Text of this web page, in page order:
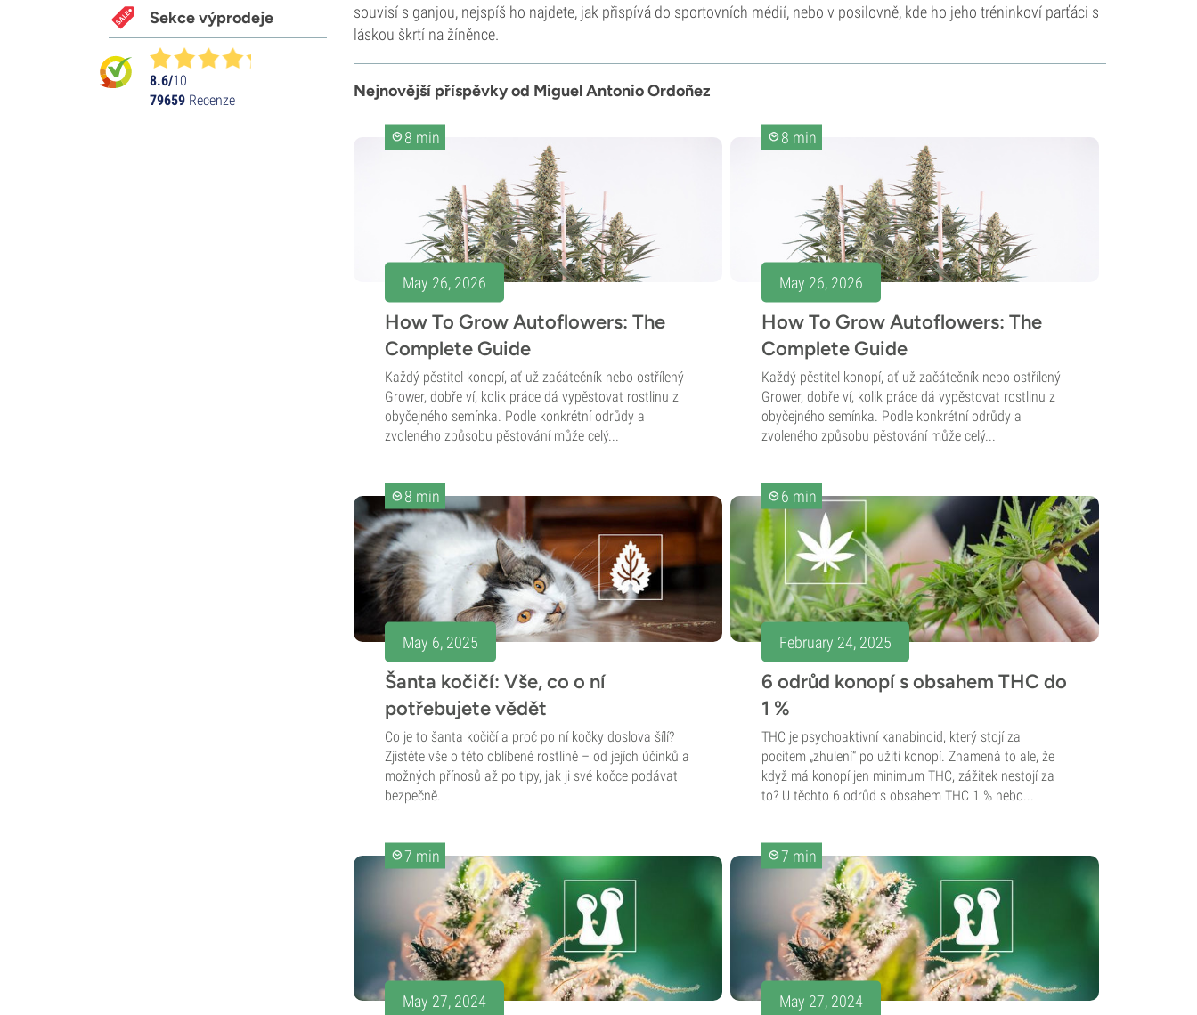
souvisí s ganjou, nejspíš ho najdete, jak přispívá do sportovních médií, nebo v posilovně, kde ho jeho tréninkoví parťáci s
láskou škrtí na žíněnce.
Nejnovější příspěvky od Miguel Antonio Ordoñez
8 min
May 26, 2026
How To Grow Autoflowers: The
Complete Guide
Každý pěstitel konopí, ať už začátečník nebo ostřílený
Grower, dobře ví, kolik práce dá vypěstovat rostlinu z
obyčejného semínka. Podle konkrétní odrůdy a
zvoleného způsobu pěstování může celý...
8 min
May 26, 2026
How To Grow Autoflowers: The
Complete Guide
Každý pěstitel konopí, ať už začátečník nebo ostřílený
Grower, dobře ví, kolik práce dá vypěstovat rostlinu z
obyčejného semínka. Podle konkrétní odrůdy a
zvoleného způsobu pěstování může celý...
8 min
May 6, 2025
Šanta kočičí: Vše, co o ní
potřebujete vědět
Co je to šanta kočičí a proč po ní kočky doslova šílí?
Zjistěte vše o této oblíbené rostlině – od jejích účinků a
možných přínosů až po tipy, jak ji své kočce podávat
bezpečně.
6 min
February 24, 2025
6 odrůd konopí s obsahem THC do
1 %
THC je psychoaktivní kanabinoid, který stojí za
pocitem „zhulení“ po užití konopí. Znamená to ale, že
když má konopí jen minimum THC, zážitek nestojí za
to? U těchto 6 odrůd s obsahem THC 1 % nebo...
7 min
May 27, 2024
7 min
May 27, 2024
Sekce výprodeje
8.6/10
79659 Recenze